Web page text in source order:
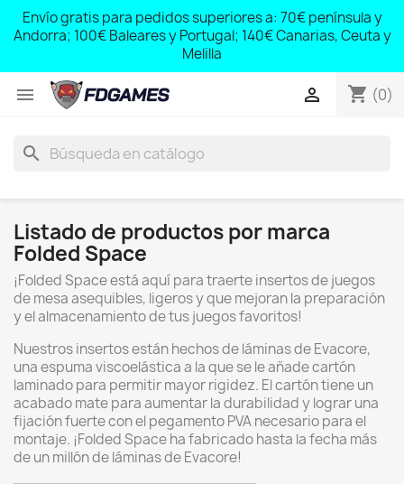
Envío gratis para pedidos superiores a: 70€ península y
Andorra; 100€ Baleares y Portugal; 140€ Canarias, Ceuta y
Melilla
Free shipping for orders over: € 70 peninsula and Andorra;
€ 100 Balearic Islands and Portugal; € 140 Canary Islands,
Ceuta and Melilla
 shopping_cart (0)

search
Listado de productos por marca
Folded Space
¡Folded Space está aquí para traerte insertos de juegos
de mesa asequibles, ligeros y que mejoran la preparación
y el almacenamiento de tus juegos favoritos!
Nuestros insertos están hechos de láminas de Evacore,
una espuma viscoelástica a la que se le añade cartón
laminado para permitir mayor rigidez. El cartón tiene un
acabado mate para aumentar la durabilidad y lograr una
fijación fuerte con el pegamento PVA necesario para el
montaje. ¡Folded Space ha fabricado hasta la fecha más
de un millón de láminas de Evacore!